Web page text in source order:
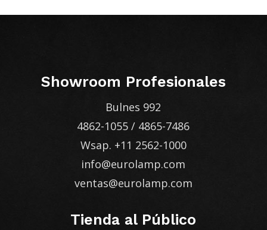
Showroom Profesionales
Bulnes 992
4862-1055 / 4865-7486
Wsap. +11 2562-1000
info@eurolamp.com
ventas@eurolamp.com
Tienda al Público